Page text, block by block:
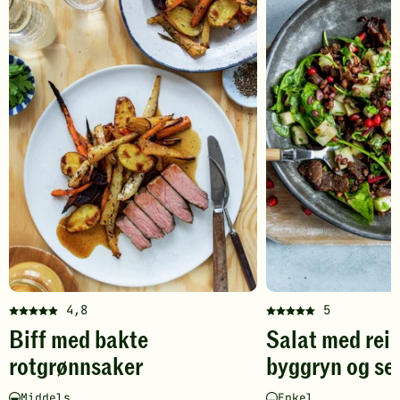
4,8
Denne
oppskriften
fått
5
Biff med bakte
rotgrønnsaker
bakte
rotgrønnsaker
-
legg
til
favoritter
5
Denne
oppskriften
har
fått
5
Salat med
byggryn og